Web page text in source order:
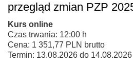
przegląd zmian PZP
Kurs online
Czas trwania: 12:00 h
Cena: 1 351,77 PLN brutto
Termin: 13.08.2026 do 14.08.2026